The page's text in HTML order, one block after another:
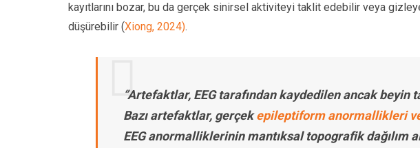
kayıtlarını bozar, bu da gerçek sinirsel aktiviteyi taklit edebilir veya
düşürebilir (Xiong, 2024).
‘’Artefaktlar, EEG tarafından kaydedilen ancak
Bazı artefaktlar, gerçekepileptiform anormallikleri
EEG anormalliklerinin mantıksal topografik dağılım